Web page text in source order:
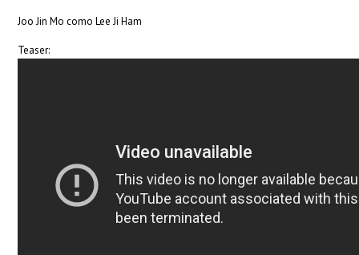
Joo Jin Mo como Lee Ji Ham
Teaser: